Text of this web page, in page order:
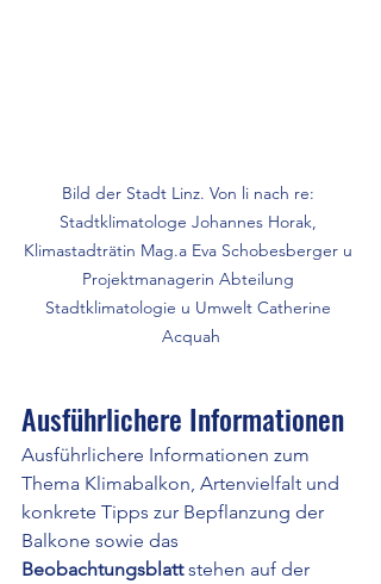
Bild der Stadt Linz. Von li nach re:
Stadtklimatologe Johannes Horak,
Klimastadträtin Mag.a Eva Schobesberger u
Projektmanagerin Abteilung
Stadtklimatologie u Umwelt Catherine
Acquah
Ausführlichere Informationen
Ausführlichere Informationen zum
Thema Klimabalkon, Artenvielfalt und
konkrete Tipps zur Bepflanzung der
Balkone sowie das
Beobachtungsblatt stehen auf der